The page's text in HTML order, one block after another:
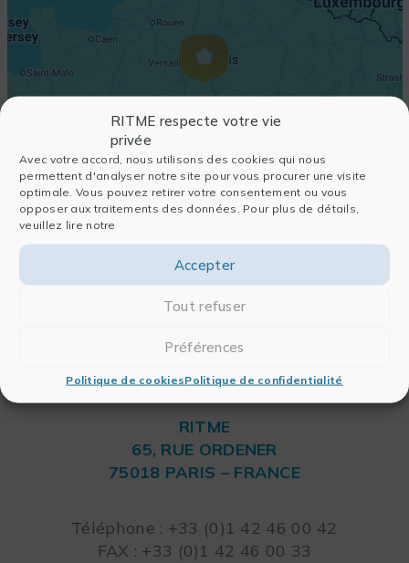
RITME respecte votre vie
privée
Avec votre accord, nous utilisons des cookies qui nous
permettent d'analyser notre site pour vous procurer une visite
optimale. Vous pouvez retirer votre consentement ou vous
opposer aux traitements des données. Pour plus de détails,
veuillez lire notre
Accepter
Tout refuser
Préférences
Politique de cookiesPolitique de confidentialité
RITME
65, RUE ORDENER
75018 PARIS – FRANCE
Téléphone : +33 (0)1 42 46 00 42
FAX : +33 (0)1 42 46 00 33